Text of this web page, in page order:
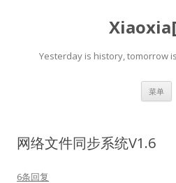
Yesterday is history, tomorrow
菜单
网络文件同步系统V1.6
6条回复